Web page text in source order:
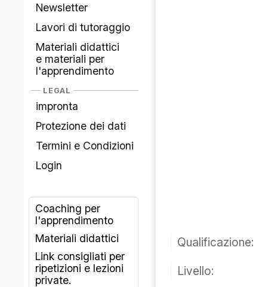
Newsletter
Lavori di tutoraggio
Materiali didattici
e materiali per
l'apprendimento
LEGAL
impronta
Protezione dei dati
Termini e Condizioni
Login
Coaching per
l'apprendimento
Materiali didattici
Link consigliati per
ripetizioni e lezioni
private.
Qualificazione:
Livello: